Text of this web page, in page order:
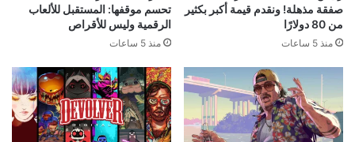
صفقة مذهلة! ونقدم قيمة أكبر بكثير
من 80 دولارًا
منذ 5 ساعات
تحسم موقفها: المستقبل للألعاب
الرقمية وليس للأقراص
منذ 5 ساعات